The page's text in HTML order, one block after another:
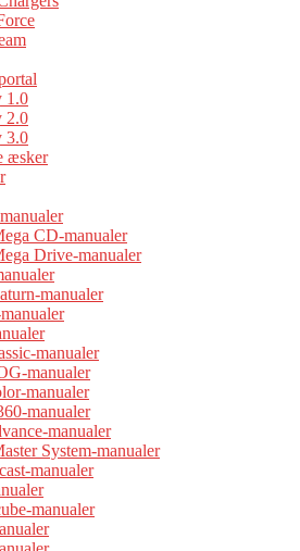
1.0
2.0
3.0
æsker
CD-manualer
Drive-manualer
manualer
manualer
manualer
manualer
manualer
manualer
System-manualer
manualer
manualer